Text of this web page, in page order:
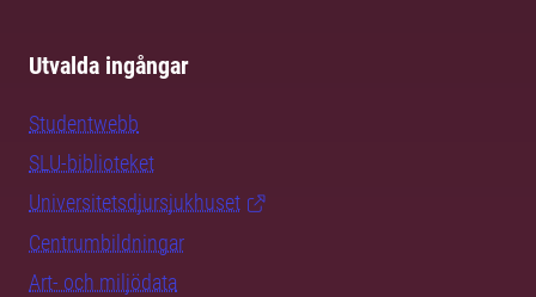
Utvalda ingångar
Studentwebb
SLU-biblioteket
Universitetsdjursjukhuset
Centrumbildningar
Art- och miljödata